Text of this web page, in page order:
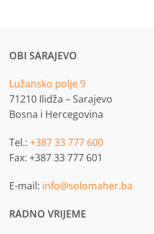
OBI SARAJEVO
Lužansko polje 9
71210 Ilidža – Sarajevo
Bosna i Hercegovina
Tel.: +387 33 777 600
Fax: +387 33 777 601
E-mail: info@solomaher.ba
RADNO VRIJEME